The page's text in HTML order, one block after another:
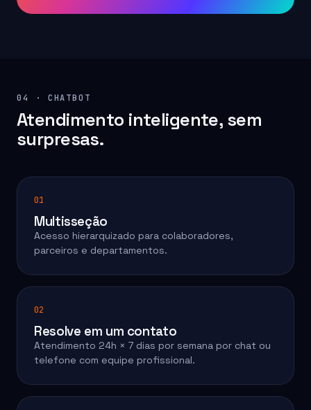
04 · CHATBOT
Atendimento inteligente, sem
surpresas.
01
Multisseção
Acesso hierarquizado para colaboradores,
parceiros e departamentos.
02
Resolve em um contato
Atendimento 24h × 7 dias por semana por chat ou
telefone com equipe profissional.